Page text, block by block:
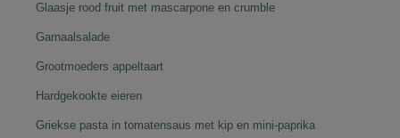
Glaasje rood fruit met mascarpone en crumble
Garnaalsalade
Grootmoeders appeltaart
Hardgekookte eieren
Griekse pasta in tomatensaus met kip en mini-paprika